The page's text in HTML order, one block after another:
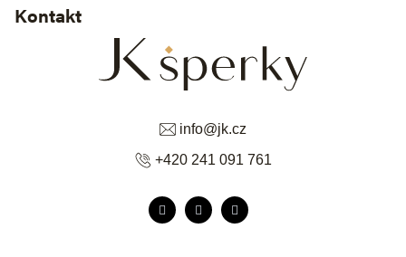
Kontakt
info@jk.cz
+420 241 091 761